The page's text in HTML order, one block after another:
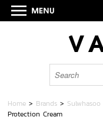
Home > Brands > Sulwhasoo
Protection Cream